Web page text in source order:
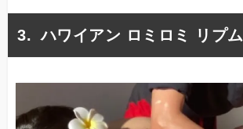
ハワイアン ロミロミ リプム